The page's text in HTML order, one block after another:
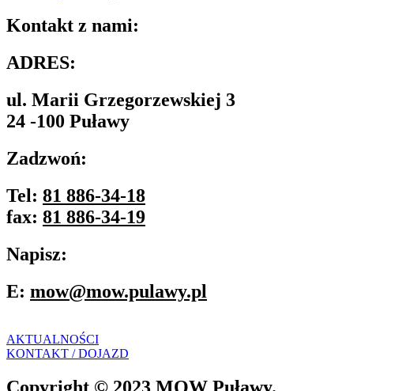
Kontakt z nami:
ADRES:
ul. Marii Grzegorzewskiej 3
24 -100 Puławy
Zadzwoń:
Tel: 81 886-34-18
fax: 81 886-34-19
Napisz:
E: mow@mow.pulawy.pl
AKTUALNOŚCI
KONTAKT / DOJAZD
Copyright © 2023 MOW Puławy.